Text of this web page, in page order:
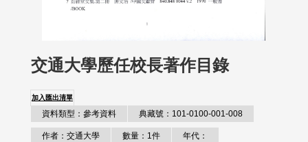
交通大學歷任校長著作目錄
加入匯出清單
資料類型：參考資料 典藏號：101-0100-001-008
作者：交通大學 數量：1件 年代：